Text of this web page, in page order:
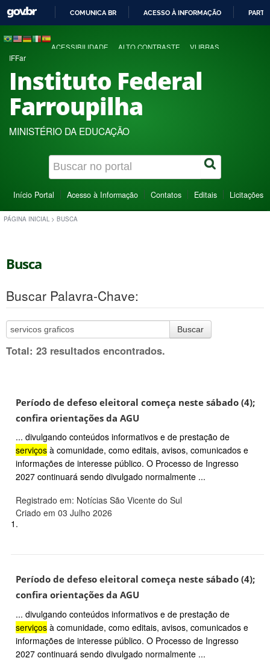
COMUNICA BR ACESSO À INFORMAÇÃO
ACESSIBILIDADE ALTO CONTRASTE VLIBRAS
IFFar
Instituto Federal
Farroupilha
MINISTÉRIO DA EDUCAÇÃO
Início Portal Acesso à Informação Contatos Editais Licitações
PÁGINA INICIAL > BUSCA
Busca
Buscar Palavra-Chave:
Buscar
Total: 23 resultados encontrados.
Período de defeso eleitoral começa neste sábado (4);
confira orientações da AGU
... divulgando conteúdos informativos e de prestação de
serviços à comunidade, como editais, avisos, comunicados e
informações de interesse público. O Processo de Ingresso
2027 continuará sendo divulgado normalmente ...
Registrado em: Notícias São Vicente do Sul
Criado em 03 Julho 2026
1.
Período de defeso eleitoral começa neste sábado (4);
confira orientações da AGU
... divulgando conteúdos informativos e de prestação de
serviços à comunidade, como editais, avisos, comunicados e
informações de interesse público. O Processo de Ingresso
2027 continuará sendo divulgado normalmente ...